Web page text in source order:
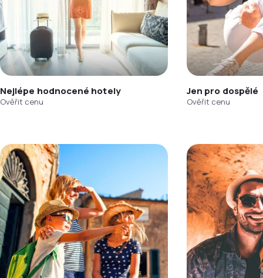
Nejlépe hodnocené hotely
Ověřit cenu
Jen pro dospělé
Ověřit cenu